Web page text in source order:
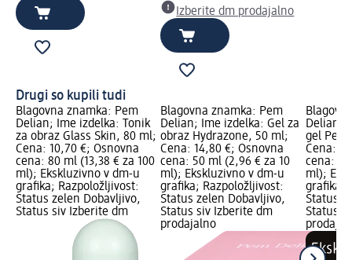
Izberite dm prodajalno
Drugi so kupili tudi
Blagovna znamka: Pem
Delian; Ime izdelka: Tonik
za obraz Glass Skin, 80 ml;
Cena: 10,70 €; Osnovna
cena: 80 ml (13,38 € za 100
ml); Ekskluzivno v dm-u
grafika; Razpoložljivost:
Status zelen Dobavljivo,
Status siv Izberite dm
Blagovna znamka: Pem
Delian; Ime izdelka: Gel za
obraz Hydrazone, 50 ml;
Cena: 14,80 €; Osnovna
cena: 50 ml (2,96 € za 10
ml); Ekskluzivno v dm-u
grafika; Razpoložljivost:
Status zelen Dobavljivo,
Status siv Izberite dm
prodajalno
Delian;
gel
Cena:
cena:
ml);
grafika;
Status
Status